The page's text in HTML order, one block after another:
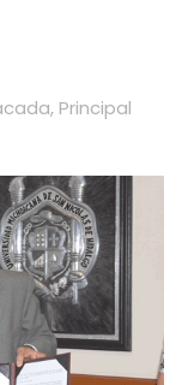
, Principal